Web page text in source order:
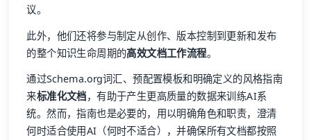
议。
此外，他们还将参与制定从创作、版本控制到更新和发布
的整个知识生命周期的高效文档工作流程。
通过Schema.org词汇、预配置模板和明确定义的风格指南
来标准化文档，有助于产生更高质量的数据来训练AI系
统。然而，指南也是必要的，用以明确角色和职责，澄清
何时适合使用AI（何时不适合），并确保所有文档都按照